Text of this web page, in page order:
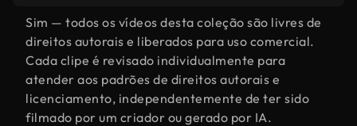
Sim — todos os vídeos desta coleção são livres de
direitos autorais e liberados para uso comercial.
Cada clipe é revisado individualmente para
atender aos padrões de direitos autorais e
licenciamento, independentemente de ter sido
filmado por um criador ou gerado por IA.